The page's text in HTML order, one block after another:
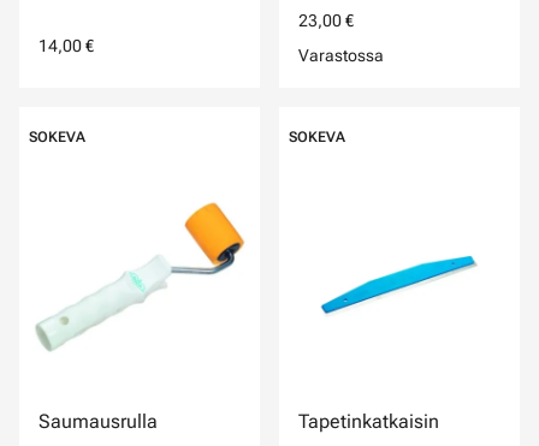
14,00 €
23,00 €
Varastossa
SOKEVA
Saumausrulla
SOKEVA
Tapetinkatkaisin